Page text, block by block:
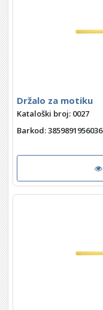
Držalo za motiku
Kataloški broj: 0027
Barkod: 3859891956036